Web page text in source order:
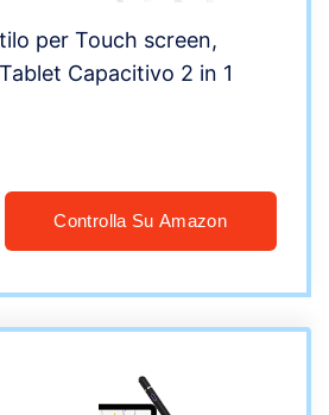
per Touch screen,
Capacitivo 2 in 1
Mini/Air/Samsung/Tablet
Rosa)
Controlla Su Amazon